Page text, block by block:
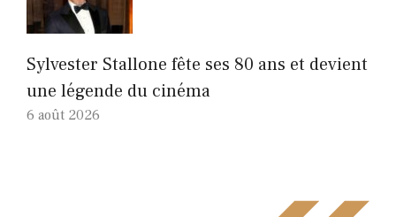
Sylvester Stallone fête ses 80 ans et devient
une légende du cinéma
6 août 2026